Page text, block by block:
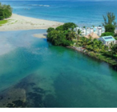
Trou-aux-Biches began as
century. Its name
map drawn in 1807
colonial rule of the island.